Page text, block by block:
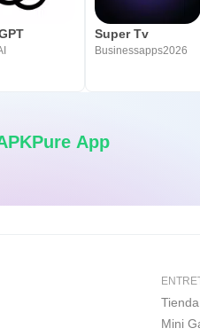
Super Tv
Businessapps2026
App
Mini